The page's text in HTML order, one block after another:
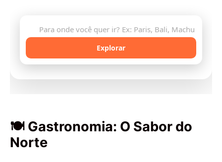
Explorar
🍽 Gastronomia: O Sabor do
Norte